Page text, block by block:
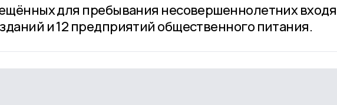
для пребывания несовершеннолетних
и 12 предприятий общественного питания.